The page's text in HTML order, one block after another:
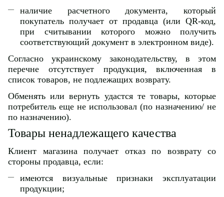
наличие расчетного документа, который
покупатель получает от продавца (или QR-код,
при считывании которого можно получить
соответствующий документ в электронном виде).
Согласно украинскому законодательству, в этом
перечне отсутствует продукция, включенная в
список товаров, не подлежащих возврату.
Обменять или вернуть удастся те товары, которые
потребитель еще не использовал (по назначению/ не
по назначению).
Товары ненадлежащего качества
Клиент магазина получает отказ по возврату со
стороны продавца, если:
имеются визуальные признаки эксплуатации
продукции;